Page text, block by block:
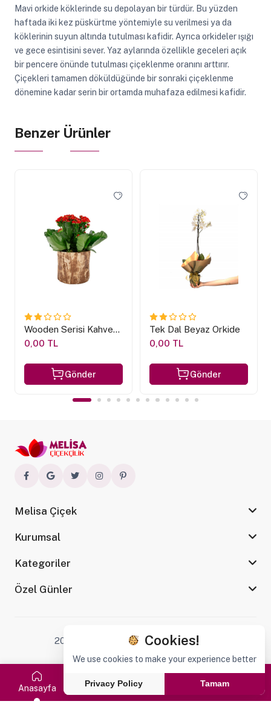
Anasayfa Kategoriler Arama Favorilerim Sepet
Mavi orkide köklerinde su depolayan bir türdür. Bu yüzden
haftada iki kez püskürtme yöntemiyle su verilmesi ya da
köklerinin suyun altında tutulması kafidir. Ayrıca orkideler ışığı
ve gece esintisini sever. Yaz aylarında özellikle geceleri açık
bir pencere önünde tutulması çiçeklenme oranını arttırır.
Çiçekleri tamamen döküldüğünde bir sonraki çiçeklenme
dönemine kadar serin bir ortamda muhafaza edilmesi kafidir.
Benzer Ürünler
Wooden Serisi Kahve-
Kalanchoe Tasarım
0,00 TL
Gönder
Tek Dal Beyaz Orkide
0,00 TL
Gönder
Melisa Çiçek
Kurumsal
Kategoriler
Özel Günler
2024 Copyright By Melisacicek.com.tr
Cookies!
We use cookies to make your experience better
Privacy Policy Tamam